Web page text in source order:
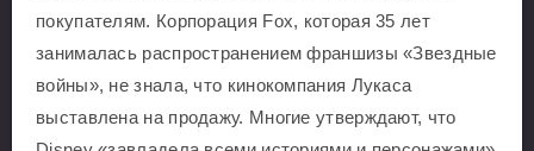
покупателям. Корпорация Fox, которая 35 лет
занималась распространением франшизы «Звездные
войны», не знала, что кинокомпания Лукаса
выставлена на продажу. Многие утверждают, что